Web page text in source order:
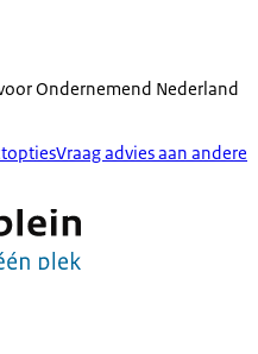
Ondernemend Nederland
Vraag advies aan andere